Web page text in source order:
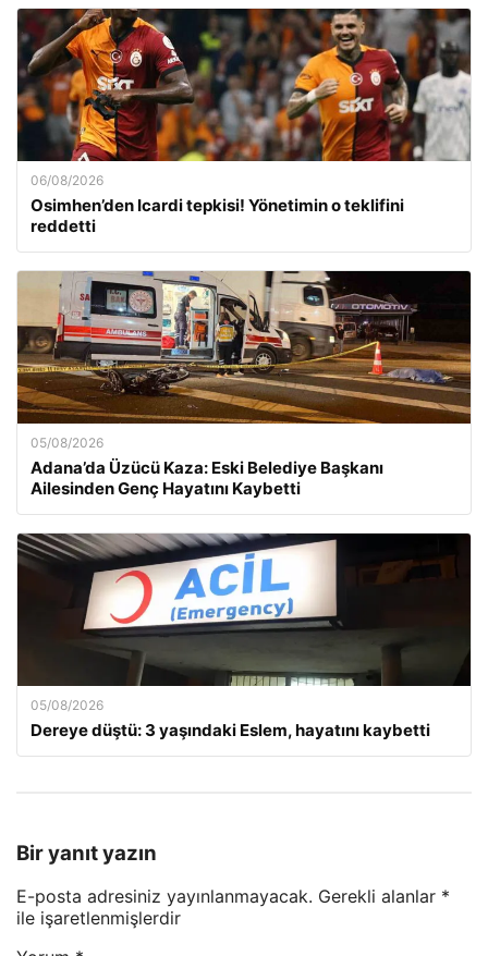
06/08/2026
Osimhen’den Icardi tepkisi! Yönetimin o teklifini
reddetti
05/08/2026
Adana’da Üzücü Kaza: Eski Belediye Başkanı
Ailesinden Genç Hayatını Kaybetti
05/08/2026
Dereye düştü: 3 yaşındaki Eslem, hayatını kaybetti
Bir yanıt yazın
E-posta adresiniz yayınlanmayacak. Gerekli alanlar *
ile işaretlenmişlerdir